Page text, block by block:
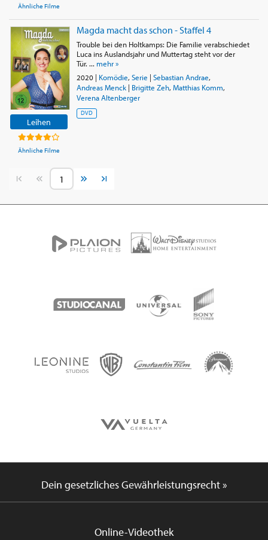
Ähnliche Filme
Leihen
Ähnliche Filme
Magda macht das schon - Staffel 4
Trouble bei den Holtkamps: Die Familie verabschiedet
Luca ins Auslandsjahr und Muttertag steht vor der
Tür. ... mehr »
2020| Komödie, Serie | Sebastian Andrae,
Andreas Menck| Brigitte Zeh, Matthias Komm,
Verena Altenberger
DVD
Vorherige SeiteNächste Seite
Dein gesetzliches Gewährleistungsrecht »
Online-Videothek